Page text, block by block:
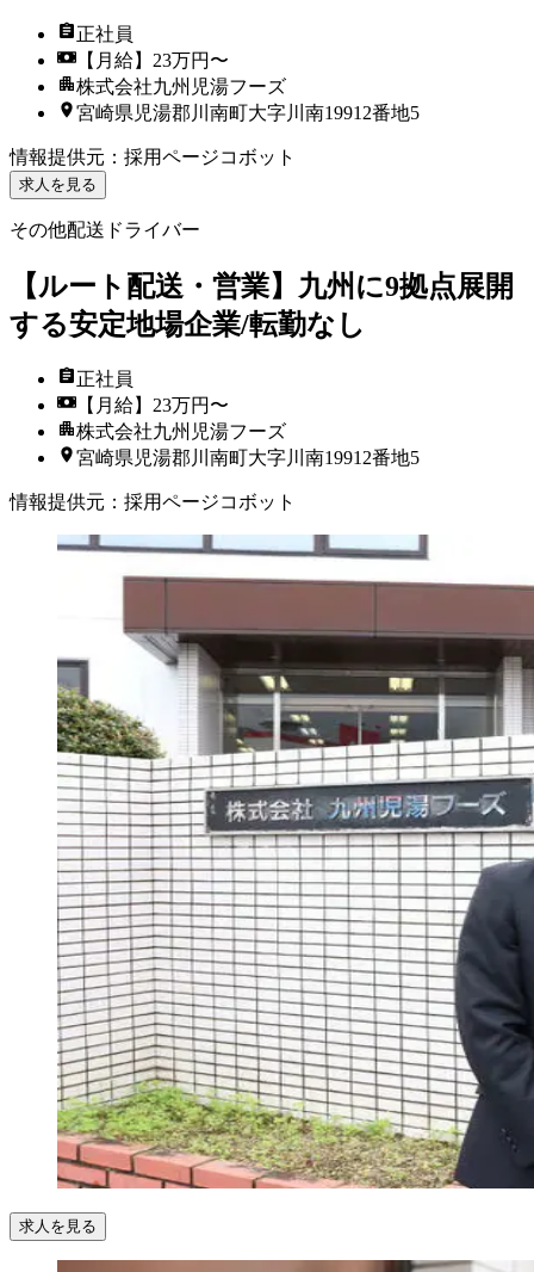
正社員
【月給】23万円〜
株式会社九州児湯フーズ
宮崎県児湯郡川南町大字川南19912番地5
情報提供元 ： 採用ページコボット
求人を見る
その他配送ドライバー
【ルート配送・営業】九州に9拠点展開
する安定地場企業/転勤なし
正社員
【月給】23万円〜
株式会社九州児湯フーズ
宮崎県児湯郡川南町大字川南19912番地5
情報提供元 ： 採用ページコボット
求人を見る